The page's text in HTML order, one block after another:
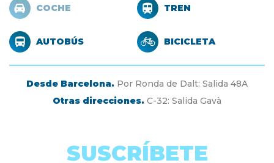
COCHE TREN
AUTOBÚS BICICLETA
Desde Barcelona. Por Ronda de Dalt: Salida 48A
Otras direcciones. C-32: Salida Gavà
SUSCRÍBETE